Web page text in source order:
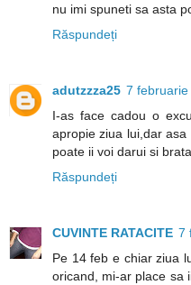
nu imi spuneti sa asta
Răspundeți
adutzzza25 7
I-as face cadou o
apropie ziua lui,dar
poate ii voi darui si
Răspundeți
CUVINTE RATACITE 7
Pe 14 feb e chiar ziua
oricand, mi-ar place sa